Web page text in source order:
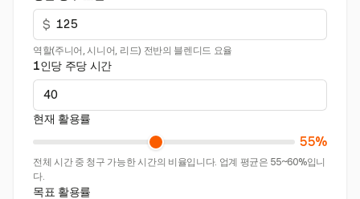
$
역할(주니어, 시니어, 리드) 전반의 블렌디드 요율
1인당 주당 시간
현재 활용률
55%
전체 시간 중 청구 가능한 시간의 비율입니다. 업계 평균은 55~60%입니
다.
목표 활용률